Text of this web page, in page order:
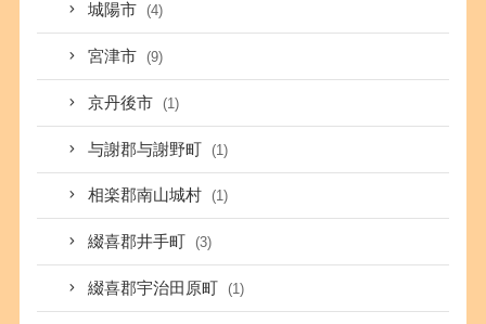
城陽市 (4)
宮津市 (9)
京丹後市 (1)
与謝郡与謝野町 (1)
相楽郡南山城村 (1)
綴喜郡井手町 (3)
綴喜郡宇治田原町 (1)